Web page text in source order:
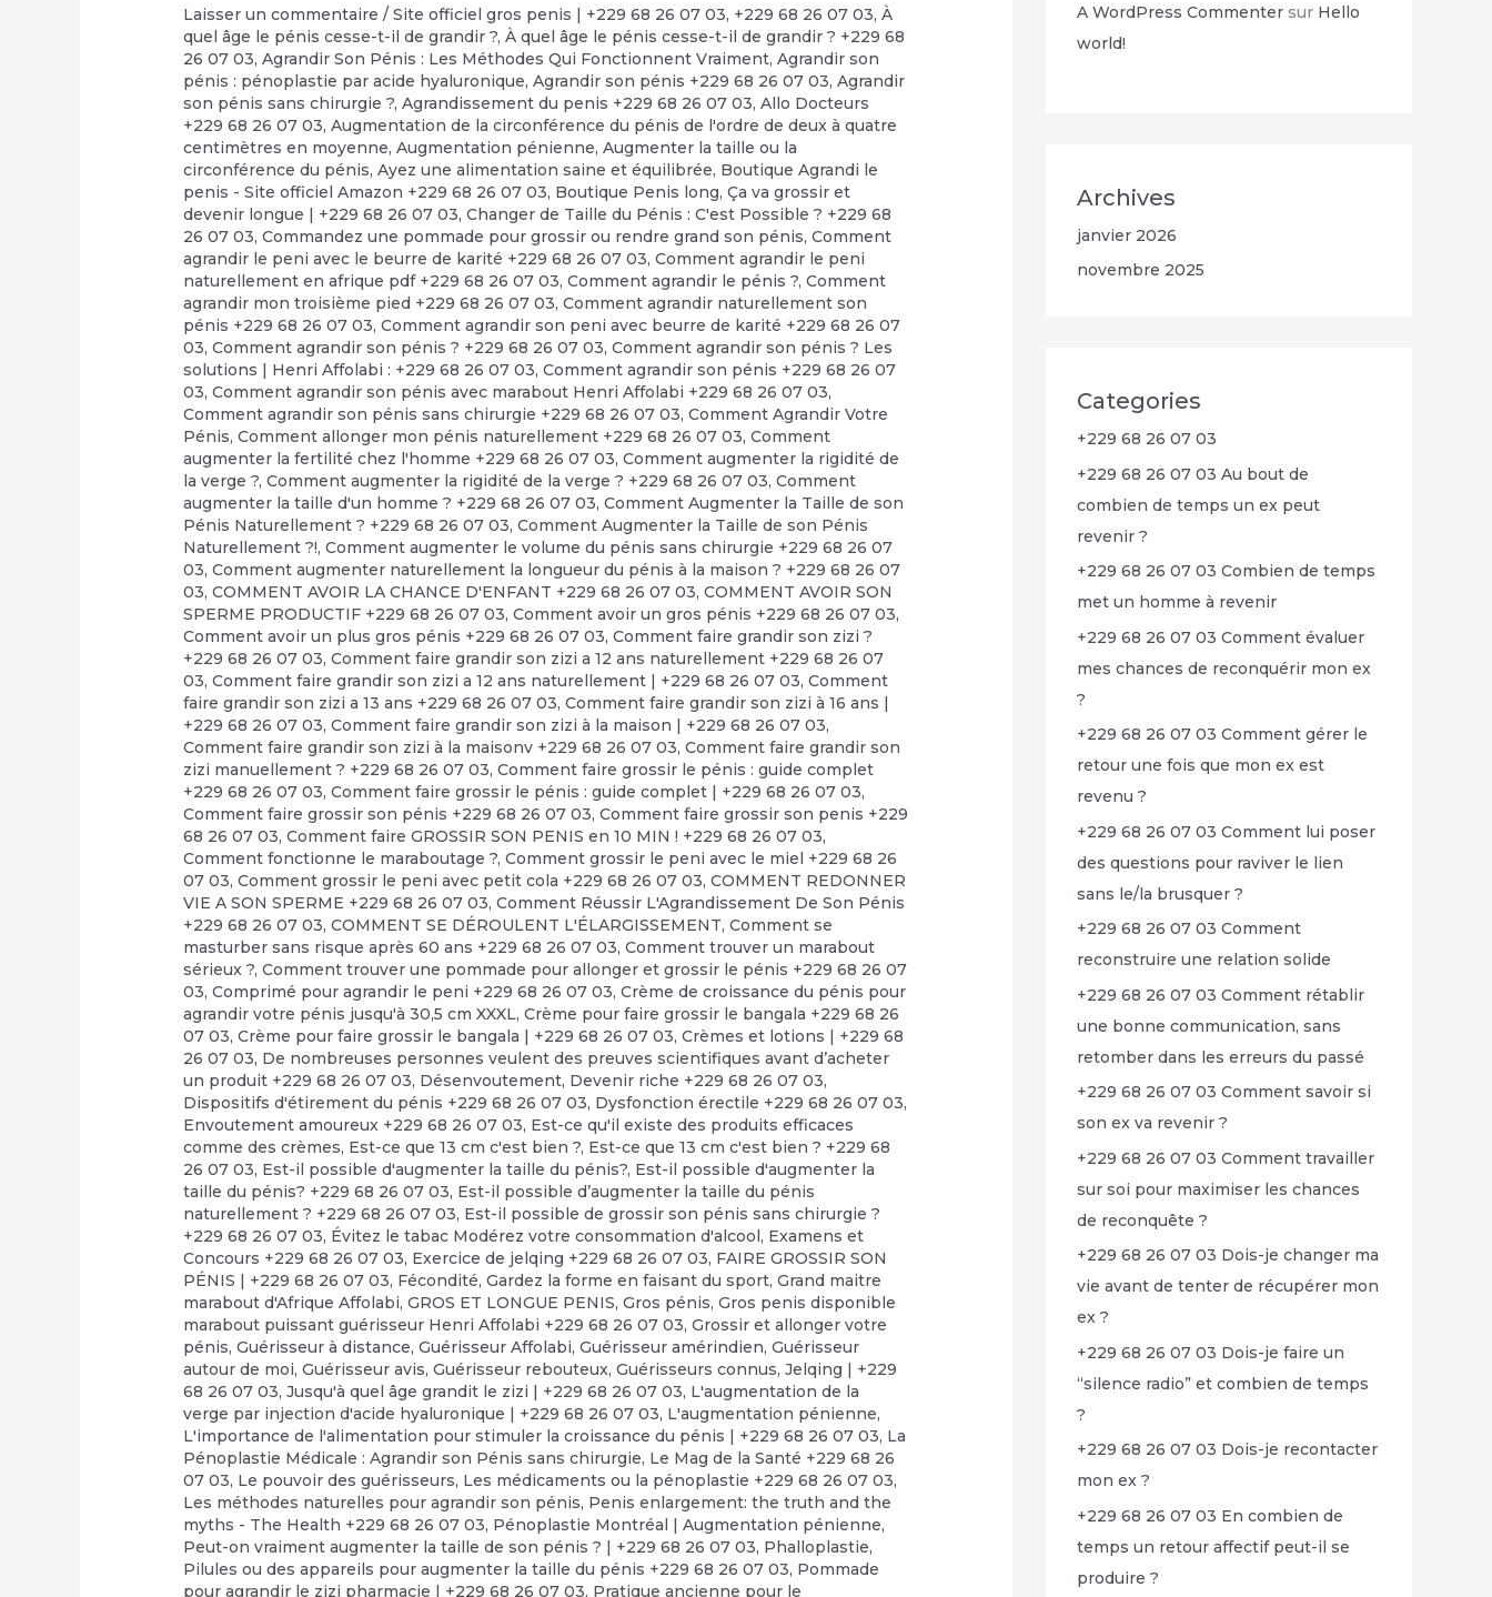
Laisser un commentaire /Site officiel gros penis | +229 68 26 07 03, +229 68 26 07 03,À
quel âge le pénis cesse-t-il de grandir ?,À quel âge le pénis cesse-t-il de grandir ? +229 68
26 07 03,Agrandir Son Pénis : Les Méthodes Qui Fonctionnent Vraiment,Agrandir son
pénis : pénoplastie par acide hyaluronique,Agrandir son pénis +229 68 26 07 03,Agrandir
son pénis sans chirurgie ?,Agrandissement du penis +229 68 26 07 03,Allo Docteurs
+229 68 26 07 03,Augmentation de la circonférence du pénis de l'ordre de deux à quatre
centimètres en moyenne,Augmentation pénienne,Augmenter la taille ou la
circonférence du pénis,Ayez une alimentation saine et équilibrée, Boutique Agrandi le
penis - Site officiel Amazon +229 68 26 07 03, Boutique Penis long,Ça va grossir et
devenir longue | +229 68 26 07 03,Changer de Taille du Pénis : C'est Possible ? +229 68
26 07 03,Commandez une pommade pour grossir ou rendre grand son pénis,Comment
agrandir le peni avec le beurre de karité +229 68 26 07 03,Comment agrandir le peni
naturellement en afrique pdf +229 68 26 07 03,Comment agrandir le pénis ?,Comment
agrandir mon troisième pied +229 68 26 07 03,Comment agrandir naturellement son
pénis +229 68 26 07 03,Comment agrandir son peni avec beurre de karité +229 68 26 07
03,Comment agrandir son pénis ? +229 68 26 07 03,Comment agrandir son pénis ? Les
solutions | Henri Affolabi : +229 68 26 07 03,Comment agrandir son pénis +229 68 26 07
03,Comment agrandir son pénis avec marabout Henri Affolabi +229 68 26 07 03,
Comment agrandir son pénis sans chirurgie +229 68 26 07 03,Comment Agrandir Votre
Pénis,Comment allonger mon pénis naturellement +229 68 26 07 03,Comment
augmenter la fertilité chez l'homme +229 68 26 07 03,Comment augmenter la rigidité de
la verge ?,Comment augmenter la rigidité de la verge ? +229 68 26 07 03,Comment
augmenter la taille d'un homme ? +229 68 26 07 03,Comment Augmenter la Taille de son
Pénis Naturellement ? +229 68 26 07 03,Comment Augmenter la Taille de son Pénis
Naturellement ?!,Comment augmenter le volume du pénis sans chirurgie +229 68 26 07
03,Comment augmenter naturellement la longueur du pénis à la maison ? +229 68 26 07
03,COMMENT AVOIR LA CHANCE D'ENFANT +229 68 26 07 03,COMMENT AVOIR SON
SPERME PRODUCTIF +229 68 26 07 03,Comment avoir un gros pénis +229 68 26 07 03,
Comment avoir un plus gros pénis +229 68 26 07 03,Comment faire grandir son zizi ?
+229 68 26 07 03,Comment faire grandir son zizi a 12 ans naturellement +229 68 26 07
03,Comment faire grandir son zizi a 12 ans naturellement | +229 68 26 07 03,Comment
faire grandir son zizi a 13 ans +229 68 26 07 03,Comment faire grandir son zizi à 16 ans |
+229 68 26 07 03,Comment faire grandir son zizi à la maison | +229 68 26 07 03,
Comment faire grandir son zizi à la maisonv +229 68 26 07 03,Comment faire grandir son
zizi manuellement ? +229 68 26 07 03,Comment faire grossir le pénis : guide complet
+229 68 26 07 03,Comment faire grossir le pénis : guide complet | +229 68 26 07 03,
Comment faire grossir son pénis +229 68 26 07 03,Comment faire grossir son penis +229
68 26 07 03,Comment faire GROSSIR SON PENIS en 10 MIN ! +229 68 26 07 03,
Comment fonctionne le maraboutage ?,Comment grossir le peni avec le miel +229 68 26
07 03,Comment grossir le peni avec petit cola +229 68 26 07 03,COMMENT REDONNER
VIE A SON SPERME +229 68 26 07 03,Comment Réussir L'Agrandissement De Son Pénis
+229 68 26 07 03,COMMENT SE DÉROULENT L'ÉLARGISSEMENT,Comment se
masturber sans risque après 60 ans +229 68 26 07 03,Comment trouver un marabout
sérieux ?,Comment trouver une pommade pour allonger et grossir le pénis +229 68 26 07
03,Comprimé pour agrandir le peni +229 68 26 07 03,Crème de croissance du pénis pour
agrandir votre pénis jusqu'à 30,5 cm XXXL,Crème pour faire grossir le bangala +229 68 26
07 03,Crème pour faire grossir le bangala | +229 68 26 07 03,Crèmes et lotions | +229 68
26 07 03, De nombreuses personnes veulent des preuves scientifiques avant d’acheter
un produit +229 68 26 07 03, Désenvoutement, Devenir riche +229 68 26 07 03,
Dispositifs d'étirement du pénis +229 68 26 07 03, Dysfonction érectile +229 68 26 07 03,
Envoutement amoureux +229 68 26 07 03, Est-ce qu'il existe des produits efficaces
comme des crèmes, Est-ce que 13 cm c'est bien ?, Est-ce que 13 cm c'est bien ? +229 68
26 07 03, Est-il possible d'augmenter la taille du pénis?, Est-il possible d'augmenter la
taille du pénis? +229 68 26 07 03, Est-il possible d’augmenter la taille du pénis
naturellement ? +229 68 26 07 03, Est-il possible de grossir son pénis sans chirurgie ?
+229 68 26 07 03, Évitez le tabac Modérez votre consommation d'alcool , Examens et
Concours +229 68 26 07 03, Exercice de jelqing +229 68 26 07 03, FAIRE GROSSIR SON
PÉNIS | +229 68 26 07 03, Fécondité,Gardez la forme en faisant du sport,Grand maitre
marabout d'Afrique Affolabi,GROS ET LONGUE PENIS,Gros pénis,Gros penis disponible
marabout puissant guérisseur Henri Affolabi +229 68 26 07 03,Grossir et allonger votre
pénis,Guérisseur à distance,Guérisseur Affolabi,Guérisseur amérindien,Guérisseur
autour de moi,Guérisseur avis,Guérisseur rebouteux,Guérisseurs connus,Jelqing | +229
68 26 07 03,Jusqu'à quel âge grandit le zizi | +229 68 26 07 03, L'augmentation de la
verge par injection d'acide hyaluronique | +229 68 26 07 03, L'augmentation pénienne,
L'importance de l'alimentation pour stimuler la croissance du pénis | +229 68 26 07 03, La
Pénoplastie Médicale : Agrandir son Pénis sans chirurgie, Le Mag de la Santé +229 68 26
07 03, Le pouvoir des guérisseurs, Les médicaments ou la pénoplastie +229 68 26 07 03,
Les méthodes naturelles pour agrandir son pénis, Penis enlargement: the truth and the
myths - The Health +229 68 26 07 03, Pénoplastie Montréal | Augmentation pénienne,
Peut-on vraiment augmenter la taille de son pénis ? | +229 68 26 07 03, Phalloplastie,
Pilules ou des appareils pour augmenter la taille du pénis +229 68 26 07 03, Pommade
pour agrandir le zizi pharmacie | +229 68 26 07 03, Pratique ancienne pour le
A WordPress Commenter sur Hello
world!
Archives
janvier 2026
novembre 2025
Categories
+229 68 26 07 03
+229 68 26 07 03 Au bout de
combien de temps un ex peut
revenir ?
+229 68 26 07 03 Combien de temps
met un homme à revenir
+229 68 26 07 03 Comment évaluer
mes chances de reconquérir mon ex
?
+229 68 26 07 03 Comment gérer le
retour une fois que mon ex est
revenu ?
+229 68 26 07 03 Comment lui poser
des questions pour raviver le lien
sans le/la brusquer ?
+229 68 26 07 03 Comment
reconstruire une relation solide
+229 68 26 07 03 Comment rétablir
une bonne communication, sans
retomber dans les erreurs du passé
+229 68 26 07 03 Comment savoir si
son ex va revenir ?
+229 68 26 07 03 Comment travailler
sur soi pour maximiser les chances
de reconquête ?
+229 68 26 07 03 Dois-je changer ma
vie avant de tenter de récupérer mon
ex ?
+229 68 26 07 03 Dois-je faire un
“silence radio” et combien de temps
?
+229 68 26 07 03 Dois-je recontacter
mon ex ?
+229 68 26 07 03 En combien de
temps un retour affectif peut-il se
produire ?